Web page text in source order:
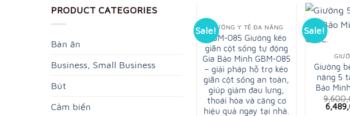
PRODUCT CATEGORIES
Bàn ăn
Business, Small Business
Bút
Cảm biến
Sale!GIƯỜNG Y TẾ ĐA NĂNG
GBM-085 Giường kéo
giãn cột sống tự động
Gia Bảo Minh GBM-085
– giải pháp hỗ trợ kéo
giãn cột sống an toàn,
giúp giảm đau lưng,
thoái hóa và căng cơ
hiệu quả ngay tại nhà.
Sale!
Giường
năng 5
Bảo